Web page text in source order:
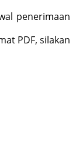
penerimaan
PDF, silakan